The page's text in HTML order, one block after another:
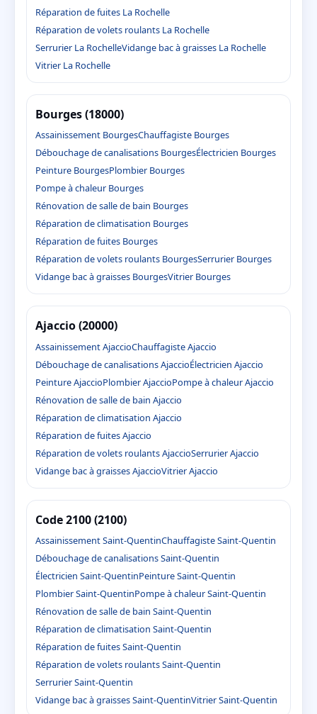
Réparation de fuites La Rochelle
Réparation de volets roulants La Rochelle
Serrurier La RochelleVidange bac à graisses La Rochelle
Vitrier La Rochelle
Bourges (18000)
Assainissement BourgesChauffagiste Bourges
Débouchage de canalisations BourgesÉlectricien Bourges
Peinture BourgesPlombier Bourges
Pompe à chaleur Bourges
Rénovation de salle de bain Bourges
Réparation de climatisation Bourges
Réparation de fuites Bourges
Réparation de volets roulants BourgesSerrurier Bourges
Vidange bac à graisses BourgesVitrier Bourges
Ajaccio (20000)
Assainissement AjaccioChauffagiste Ajaccio
Débouchage de canalisations AjaccioÉlectricien Ajaccio
Peinture AjaccioPlombier AjaccioPompe à chaleur Ajaccio
Rénovation de salle de bain Ajaccio
Réparation de climatisation Ajaccio
Réparation de fuites Ajaccio
Réparation de volets roulants AjaccioSerrurier Ajaccio
Vidange bac à graisses AjaccioVitrier Ajaccio
Code 2100 (2100)
Assainissement Saint-QuentinChauffagiste Saint-Quentin
Débouchage de canalisations Saint-Quentin
Électricien Saint-QuentinPeinture Saint-Quentin
Plombier Saint-QuentinPompe à chaleur Saint-Quentin
Rénovation de salle de bain Saint-Quentin
Réparation de climatisation Saint-Quentin
Réparation de fuites Saint-Quentin
Réparation de volets roulants Saint-Quentin
Serrurier Saint-Quentin
Vidange bac à graisses Saint-QuentinVitrier Saint-Quentin